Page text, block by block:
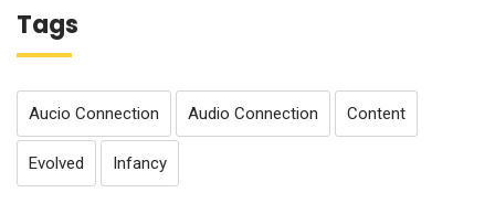
Tags
Aucio Connection Audio Connection Content
Evolved Infancy